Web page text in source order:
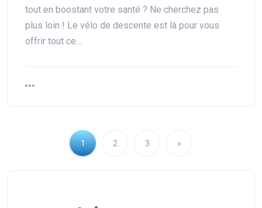
tout en boostant votre santé ? Ne cherchez pas
plus loin ! Le vélo de descente est là pour vous
offrir tout ce…
1 2 3 »